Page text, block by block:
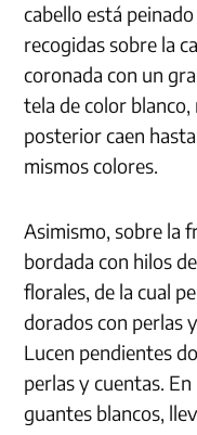
cabello está
recogidas sobre la
coronada con un
tela de color
posterior caen
mismos colores.
Asimismo, sobre la
bordada con hilos
florales, de la cual
dorados con perlas
Lucen pendientes
perlas y cuentas.
guantes blancos,